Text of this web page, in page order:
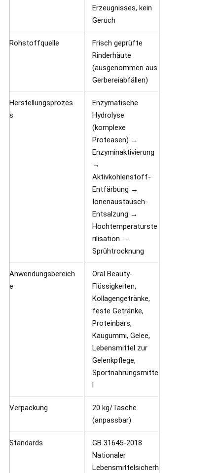
Erzeugnisses, kein
Geruch
Rohstoffquelle
Frisch geprüfte
Rinderhäute
(ausgenommen aus
Gerbereiabfällen)
Herstellungsprozes
s
Enzymatische
Hydrolyse
(komplexe
Proteasen) →
Enzyminaktivierung
→
Aktivkohlenstoff-
Entfärbung →
Ionenaustausch-
Entsalzung →
Hochtemperaturste
rilisation →
Sprühtrocknung
Anwendungsbereich
e
Oral Beauty-
Flüssigkeiten,
Kollagengetränke,
feste Getränke,
Proteinbars,
Kaugummi, Gelee,
Lebensmittel zur
Gelenkpflege,
Sportnahrungsmitte
l
Verpackung
20 kg/Tasche
(anpassbar)
Standards
GB 31645-2018
Nationaler
Lebensmittelsicherh